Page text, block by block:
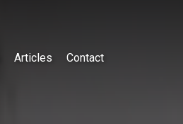
Articles Contact